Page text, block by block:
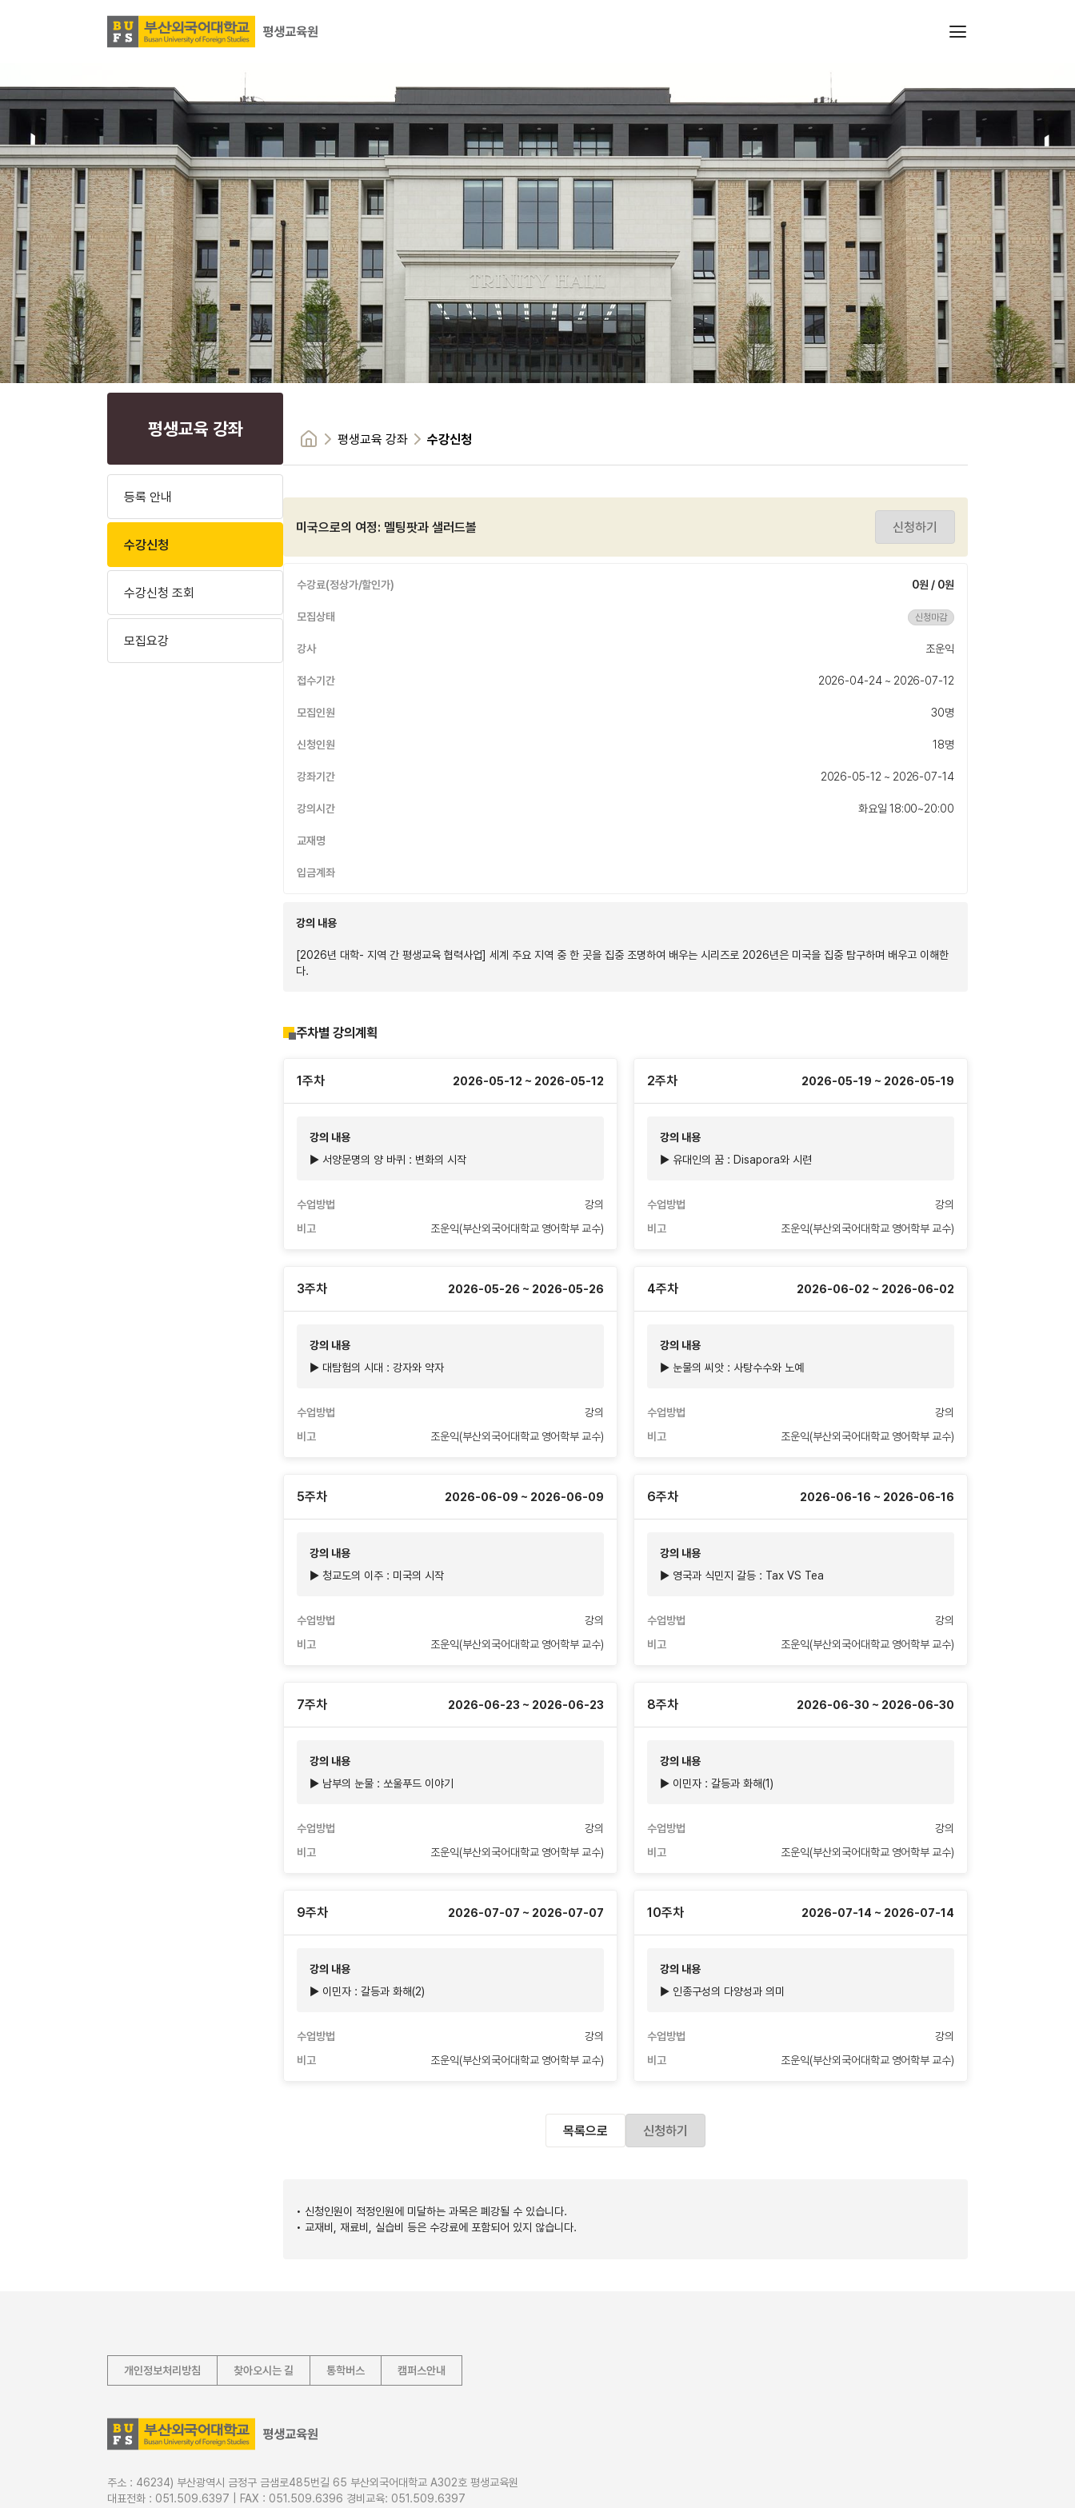
평생교육 강좌
등록 안내
수강신청
수강신청 조회
모집요강
평생교육 강좌 수강신청
미국으로의 여정: 멜팅팟과 샐러드볼 신청하기
수강료(정상가/할인가) 0원 / 0원
모집상태 신청마감
강사 조운익
접수기간 2026-04-24 ~ 2026-07-12
모집인원 30명
신청인원 18명
강좌기간 2026-05-12 ~ 2026-07-14
강의시간 화요일 18:00~20:00
교재명
입금계좌
강의 내용
[2026년 대학- 지역 간 평생교육 협력사업] 세계 주요 지역 중 한 곳을 집중 조명하여 배우는 시리즈로 2026년은 미국을 집중 탐구하며 배우고 이해한
다.
주차별 강의계획
1주차 2026-05-12 ~ 2026-05-12
강의 내용
▶ 서양문명의 양 바퀴 : 변화의 시작
수업방법
강의
비고
조운익(부산외국어대학교 영어학부 교수)
2주차 2026-05-19 ~ 2026-05-19
강의 내용
▶ 유대인의 꿈 : Disapora와 시련
수업방법
강의
비고
조운익(부산외국어대학교 영어학부 교수)
3주차 2026-05-26 ~ 2026-05-26
강의 내용
▶ 대탐험의 시대 : 강자와 약자
수업방법
강의
비고
조운익(부산외국어대학교 영어학부 교수)
4주차 2026-06-02 ~ 2026-06-02
강의 내용
▶ 눈물의 씨앗 : 사탕수수와 노예
수업방법
강의
비고
조운익(부산외국어대학교 영어학부 교수)
5주차 2026-06-09 ~ 2026-06-09
강의 내용
▶ 청교도의 이주 : 미국의 시작
수업방법
강의
비고
조운익(부산외국어대학교 영어학부 교수)
6주차 2026-06-16 ~ 2026-06-16
강의 내용
▶ 영국과 식민지 갈등 : Tax VS Tea
수업방법
강의
비고
조운익(부산외국어대학교 영어학부 교수)
7주차 2026-06-23 ~ 2026-06-23
강의 내용
▶ 남부의 눈물 : 쏘울푸드 이야기
수업방법
강의
비고
조운익(부산외국어대학교 영어학부 교수)
8주차 2026-06-30 ~ 2026-06-30
강의 내용
▶ 이민자 : 갈등과 화해(1)
수업방법
강의
비고
조운익(부산외국어대학교 영어학부 교수)
9주차 2026-07-07 ~ 2026-07-07
강의 내용
▶ 이민자 : 갈등과 화해(2)
수업방법
강의
비고
조운익(부산외국어대학교 영어학부 교수)
10주차 2026-07-14 ~ 2026-07-14
강의 내용
▶ 인종구성의 다양성과 의미
수업방법
강의
비고
조운익(부산외국어대학교 영어학부 교수)
목록으로 신청하기
• 신청인원이 적정인원에 미달하는 과목은 폐강될 수 있습니다.
• 교재비, 재료비, 실습비 등은 수강료에 포함되어 있지 않습니다.
개인정보처리방침 찾아오시는 길 통학버스 캠퍼스안내
주소 : 46234) 부산광역시 금정구 금샘로485번길 65 부산외국어대학교 A302호 평생교육원
대표전화 : 051.509.6397 | FAX : 051.509.6396 경비교육: 051.509.6397